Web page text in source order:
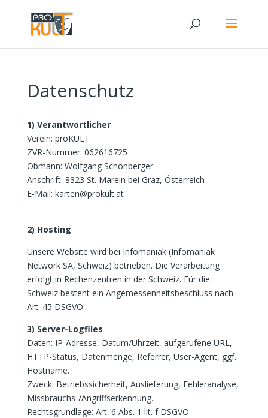
Datenschutz
1) Verantwortlicher
Verein: proKULT
ZVR-Nummer: 062616725
Obmann: Wolfgang Schönberger
Anschrift: 8323 St. Marein bei Graz, Österreich
E-Mail: karten@prokult.at
2) Hosting
Unsere Website wird bei Infomaniak (Infomaniak
Network SA, Schweiz) betrieben. Die Verarbeitung
erfolgt in Rechenzentren in der Schweiz. Für die
Schweiz besteht ein Angemessenheitsbeschluss nach
Art. 45 DSGVO.
3) Server-Logfiles
Daten: IP-Adresse, Datum/Uhrzeit, aufgerufene URL,
HTTP-Status, Datenmenge, Referrer, User-Agent, ggf.
Hostname.
Zweck: Betriebssicherheit, Auslieferung, Fehleranalyse,
Missbrauchs-/Angriffserkennung.
Rechtsgrundlage: Art. 6 Abs. 1 lit. f DSGVO.